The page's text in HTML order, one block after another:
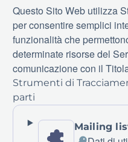
Questo Sito Web utilizza
per consentire semplici
funzionalità che
determinate risorse del
comunicazione con il
Strumenti di
parti
Mailing